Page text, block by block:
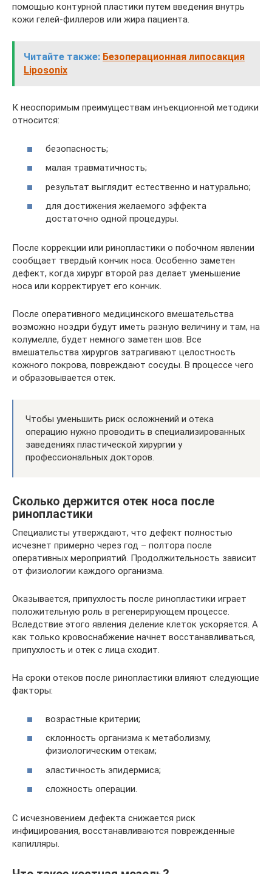
помощью контурной пластики путем введения внутрь
кожи гелей-филлеров или жира пациента.
Читайте также: Безоперационная липосакция
Liposonix
К неоспоримым преимуществам инъекционной методики
относится:
безопасность;
малая травматичность;
результат выглядит естественно и натурально;
для достижения желаемого эффекта
достаточно одной процедуры.
После коррекции или ринопластики о побочном явлении
сообщает твердый кончик носа. Особенно заметен
дефект, когда хирург второй раз делает уменьшение
носа или корректирует его кончик.
После оперативного медицинского вмешательства
возможно ноздри будут иметь разную величину и там, на
колумелле, будет немного заметен шов. Все
вмешательства хирургов затрагивают целостность
кожного покрова, повреждают сосуды. В процессе чего
и образовывается отек.
Чтобы уменьшить риск осложнений и отека
операцию нужно проводить в специализированных
заведениях пластической хирургии у
профессиональных докторов.
Сколько держится отек носа после
ринопластики
Специалисты утверждают, что дефект полностью
исчезнет примерно через год – полтора после
оперативных мероприятий. Продолжительность зависит
от физиологии каждого организма.
Оказывается, припухлость после ринопластики играет
положительную роль в регенерирующем процессе.
Вследствие этого явления деление клеток ускоряется. А
как только кровоснабжение начнет восстанавливаться,
припухлость и отек с лица сходит.
На сроки отеков после ринопластики влияют следующие
факторы:
возрастные критерии;
склонность организма к метаболизму,
физиологическим отекам;
эластичность эпидермиса;
сложность операции.
С исчезновением дефекта снижается риск
инфицирования, восстанавливаются поврежденные
капилляры.